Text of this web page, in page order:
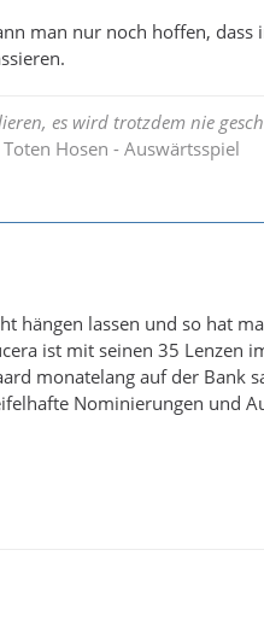
man nur noch hoffen, dass
es wird trotzdem nie
Toten Hosen - Auswärtsspiel
hängen lassen und so hat
ist mit seinen 35 Lenzen
monatelang auf der Bank
Nominierungen und